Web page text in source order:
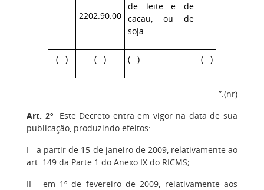
2202.90.00
de leite e de
cacau, ou de
soja
(...) (...) (...) (...)
”.(nr)
Art. 2ºEste Decreto entra em vigor na data de sua
publicação, produzindo efeitos:
I - a partir de 15 de janeiro de 2009, relativamente ao
art. 149 da Parte 1 do Anexo IX do RICMS;
II - em 1º de fevereiro de 2009, relativamente aos